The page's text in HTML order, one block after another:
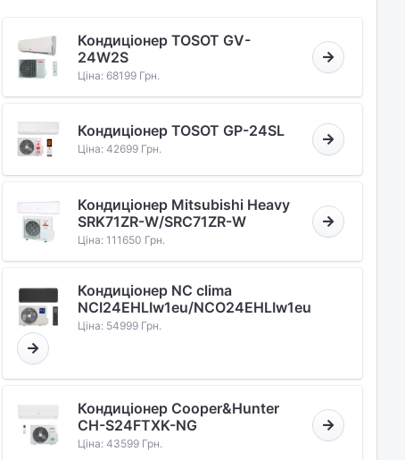
Кондиціонер TOSOT GV-
24W2S
Ціна: 68199 Грн.
Кондиціонер TOSOT GP-24SL
Ціна: 42699 Грн.
Кондиціонер Mitsubishi Heavy
SRK71ZR-W/SRC71ZR-W
Ціна: 111650 Грн.
Кондиціонер NC clima
NCI24EHLIw1eu/NCO24EHLIw1eu
Ціна: 54999 Грн.
Кондиціонер Cooper&Hunter
CH-S24FTXK-NG
Ціна: 43599 Грн.